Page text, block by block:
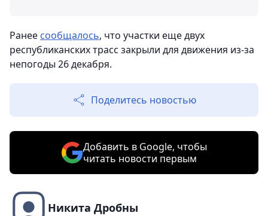
Ранее сообщалось, что участки еще двух
республиканских трасс закрыли для движения из-за
непогоды 26 декабря.
Поделитесь новостью
Добавить в Google, чтобы
читать новости первым
Никита Дробны